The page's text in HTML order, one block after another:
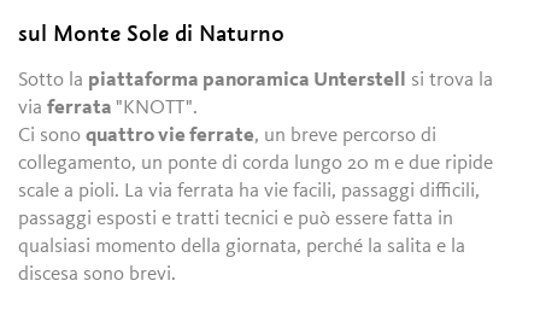
sul Monte Sole di Naturno
Sotto la piattaforma panoramica Unterstell
si trova la
viaferrata"KNOTT".
Ci sonoquattro vie ferrate, un breve percorso di
collegamento, un ponte di corda lungo 20 m e due ripide
scale a pioli. La via ferrata ha vie facili, passaggi difficili,
passaggi esposti e tratti tecnici e può essere fatta in
qualsiasi momento della giornata, perché la salita e la
discesa sono brevi.